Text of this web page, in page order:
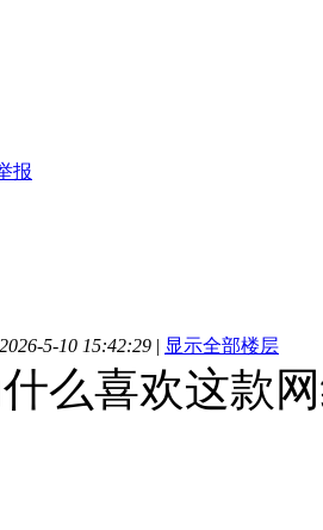
报
5-10 15:42:29 | 显示全部楼层
么喜欢这款